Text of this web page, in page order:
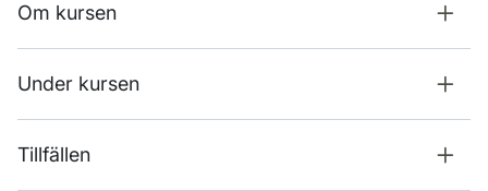
Om kursen
Under kursen
Tillfällen